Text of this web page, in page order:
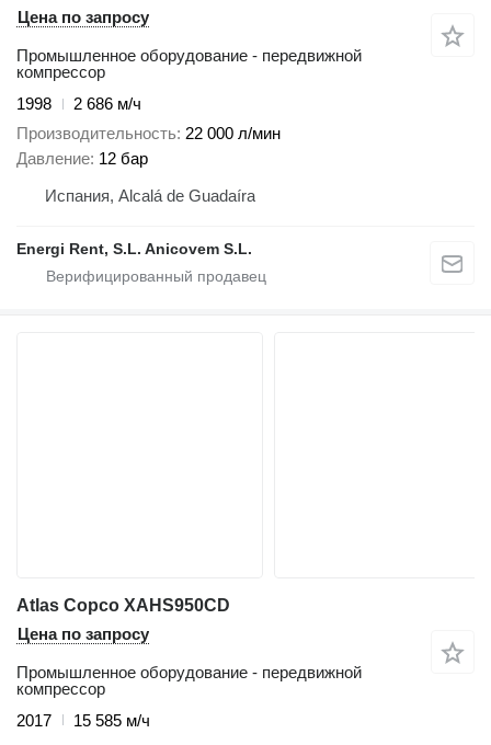
Цена по запросу
Промышленное оборудование - передвижной
компрессор
1998
2 686 м/ч
Производительность 22 000 л/мин
Давление 12 бар
Испания, Alcalá de Guadaíra
Energi Rent, S.L. Anicovem S.L.
Atlas Copco XAHS950CD
Цена по запросу
Промышленное оборудование - передвижной
компрессор
2017
15 585 м/ч